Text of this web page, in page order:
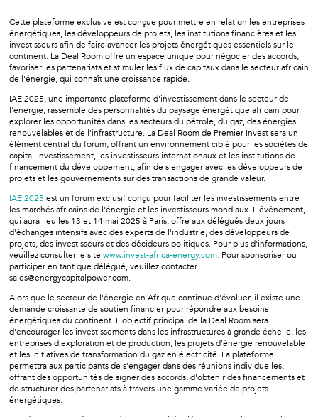
Cette plateforme exclusive est conçue pour mettre en relation les entreprises
énergétiques, les développeurs de projets, les institutions financières et les
investisseurs afin de faire avancer les projets énergétiques essentiels sur le
continent. La Deal Room offre un espace unique pour négocier des accords,
favoriser les partenariats et stimuler les flux de capitaux dans le secteur africain
de l'énergie, qui connaît une croissance rapide.
IAE 2025, une importante plateforme d'investissement dans le secteur de
l'énergie, rassemble des personnalités du paysage énergétique africain pour
explorer les opportunités dans les secteurs du pétrole, du gaz, des énergies
renouvelables et de l'infrastructure. La Deal Room de Premier Invest sera un
élément central du forum, offrant un environnement ciblé pour les sociétés de
capital-investissement, les investisseurs internationaux et les institutions de
financement du développement, afin de s'engager avec les développeurs de
projets et les gouvernements sur des transactions de grande valeur.
IAE 2025 est un forum exclusif conçu pour faciliter les investissements entre
les marchés africains de l'énergie et les investisseurs mondiaux. L'événement,
qui aura lieu les 13 et 14 mai 2025 à Paris, offre aux délégués deux jours
d'échanges intensifs avec des experts de l'industrie, des développeurs de
projets, des investisseurs et des décideurs politiques. Pour plus d'informations,
veuillez consulter le site www.invest-africa-energy.com. Pour sponsoriser ou
participer en tant que délégué, veuillez contacter
sales@energycapitalpower.com.
Alors que le secteur de l'énergie en Afrique continue d'évoluer, il existe une
demande croissante de soutien financier pour répondre aux besoins
énergétiques du continent. L'objectif principal de la Deal Room sera
d'encourager les investissements dans les infrastructures à grande échelle, les
entreprises d'exploration et de production, les projets d'énergie renouvelable
et les initiatives de transformation du gaz en électricité. La plateforme
permettra aux participants de s'engager dans des réunions individuelles,
offrant des opportunités de signer des accords, d'obtenir des financements et
de structurer des partenariats à travers une gamme variée de projets
énergétiques.